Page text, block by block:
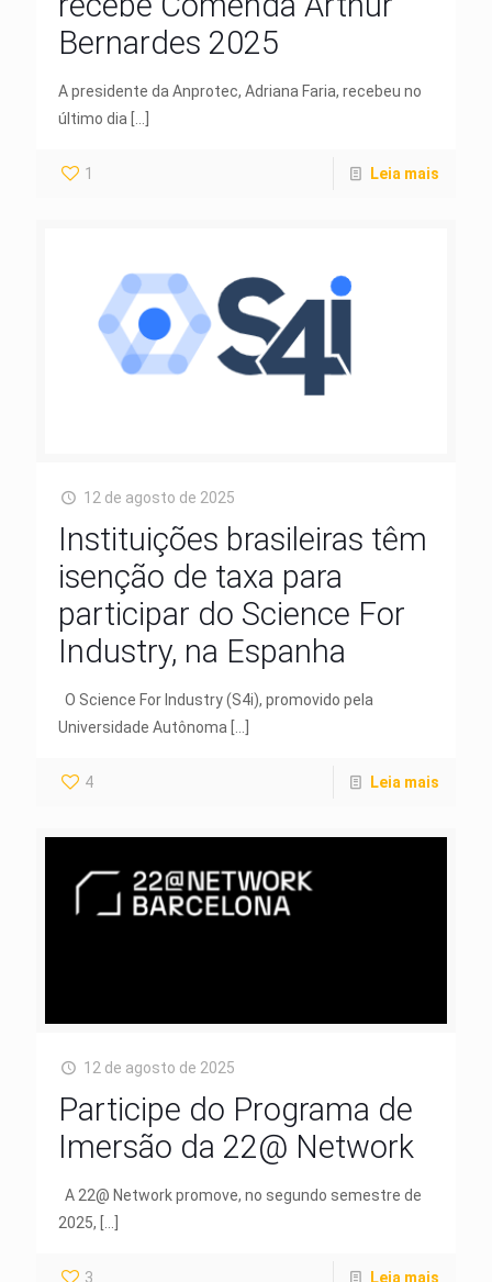
Bernardes 2025
A presidente da Anprotec, Adriana Faria, recebeu no
último dia
1 Leia mais
12 de agosto de 2025
Instituições brasileiras têm
isenção de taxa para
participar do Science For
Industry, na Espanha
O Science For Industry (S4i), promovido pela
Universidade Autônoma […]
4 Leia mais
12 de agosto de 2025
Participe do Programa de
Imersão da 22@ Network
A 22@ Network promove, no segundo semestre de
2025,
3 Leia mais